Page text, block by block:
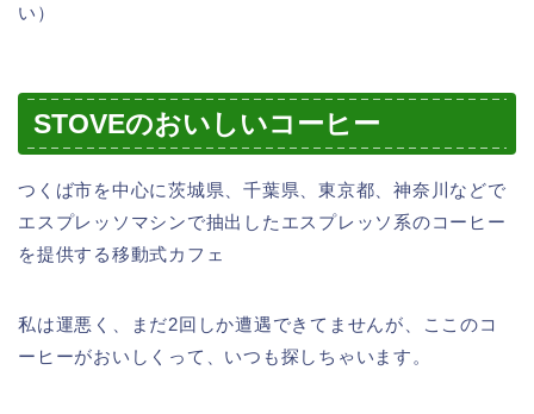
い）
STOVEのおいしいコーヒー
つくば市を中心に茨城県、千葉県、東京都、神奈川などで
エスプレッソマシンで抽出したエスプレッソ系のコーヒー
を提供する移動式カフェ
私は運悪く、まだ2回しか遭遇できてませんが、ここのコ
ーヒーがおいしくって、いつも探しちゃいます。